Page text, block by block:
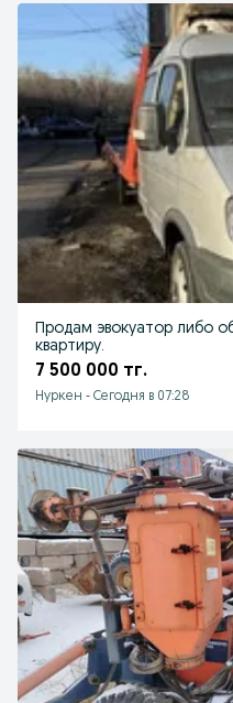
Продам эвокуатор либо
квартиру.
7 500 000 тг.
Нуркен - Сегодня в 07:28